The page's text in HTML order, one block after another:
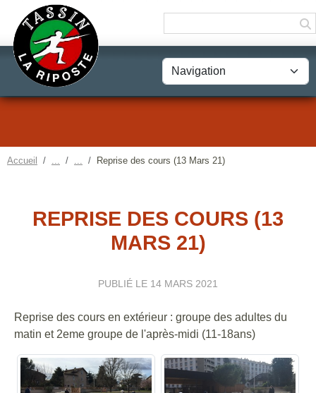
Accueil Reprise des cours (13 Mars 21)
REPRISE DES COURS (13
MARS 21)
PUBLIÉ LE 14 MARS 2021
Reprise des cours en extérieur : groupe des adultes du
matin et 2eme groupe de l'après-midi (11-18ans)
Panneau de gestion des cookies